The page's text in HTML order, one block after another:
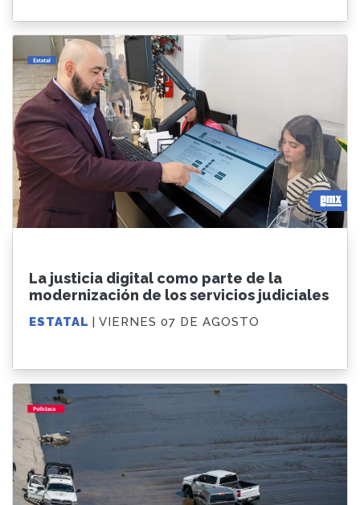
La justicia digital como parte de la
modernización de los servicios judiciales
ESTATAL | VIERNES 07 DE AGOSTO